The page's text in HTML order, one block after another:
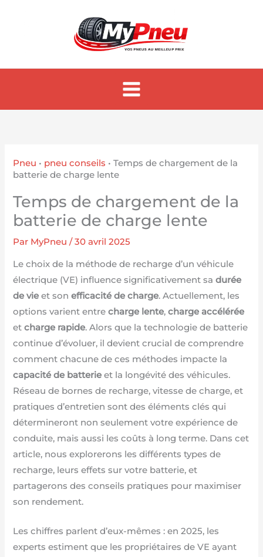
Pneu • pneu conseils •Temps de chargement de la
batterie de charge lente
Temps de chargement de la
batterie de charge lente
Par MyPneu/30 avril 2025
Le choix de la méthode de recharge d’un véhicule
électrique (VE) influence significativement sadurée
de vie et sonefficacité de charge. Actuellement, les
options varient entrecharge lente,charge accélérée
etcharge rapide. Alors que la technologie de batterie
continue d’évoluer, il devient crucial de comprendre
comment chacune de ces méthodes impacte la
capacité de batterie et la longévité des véhicules.
Réseau de bornes de recharge, vitesse de charge, et
pratiques d’entretien sont des éléments clés qui
détermineront non seulement votre expérience de
conduite, mais aussi les coûts à long terme. Dans cet
article, nous explorerons les différents types de
recharge, leurs effets sur votre batterie, et
partagerons des conseils pratiques pour maximiser
son rendement.
Les chiffres parlent d’eux-mêmes : en 2025, les
experts estiment que les propriétaires de VE ayant